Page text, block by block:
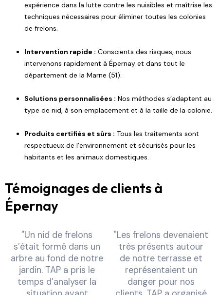
expérience dans la lutte contre les nuisibles et maîtrise les
techniques nécessaires pour éliminer toutes les colonies
de frelons.
Intervention rapide : Conscients des risques, nous
intervenons rapidement à Épernay et dans tout le
département de la Marne (51).
Solutions personnalisées : Nos méthodes s’adaptent au
type de nid, à son emplacement et à la taille de la colonie.
Produits certifiés et sûrs : Tous les traitements sont
respectueux de l’environnement et sécurisés pour les
habitants et les animaux domestiques.
Témoignages de clients à
Épernay
"Un nid de frelons
s’était formé dans un
arbre au fond de notre
jardin. TAP a pris le
temps d’analyser la
"Les frelons devenaient
très présents autour
de notre terrasse et
représentaient un
danger pour nos